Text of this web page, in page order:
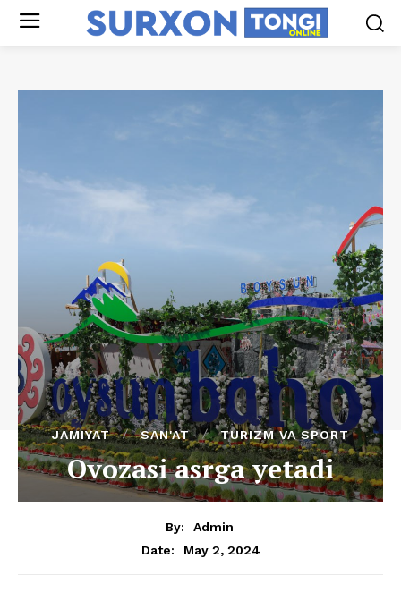
JAMIYAT SAN'AT TURIZM VA SPORT
Ovozasi asrga yetadi
By:
Admin
Date:
May 2, 2024